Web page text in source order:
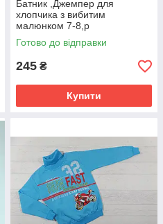
Батник ,Джемпер для
хлопчика з вибитим
малюнком 7-8,р
Готово до відправки
245 ₴
Купити